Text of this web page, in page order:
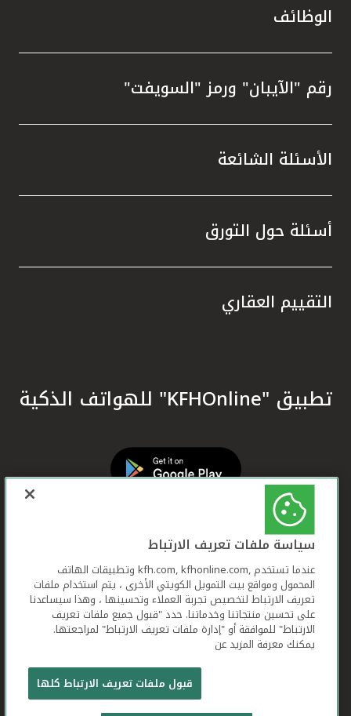
الوظائف
رقم "الآيبان" ورمز "السويفت"
الأسئلة الشائعة
أسئلة حول التورق
التقييم العقاري
تطبيق "KFHOnline" للهواتف الذكية
بيت التمويل الكويتي جميع الحقوق محفوظة © 2026
سياسة ملفات تعريف الارتباط
عندما تستخدم ,kfh.com, kfhonline.com وتطبيقات الهاتف
المحمول ومواقع بيت التمويل الكويتي الأخرى ، يتم استخدام ملفات
تعريف الارتباط لتخصيص تجربة العملاء وتحسينها ، وهذا سيساعدنا
على تحسين منتجاتنا وخدماتنا. حدد "قبول جميع ملفات تعريف
الارتباط" للموافقة أو "إدارة ملفات تعريف الارتباط" لمراجعتها.
يمكنك معرفة المزيد عن
قبول ملفات تعريف الارتباط كلها